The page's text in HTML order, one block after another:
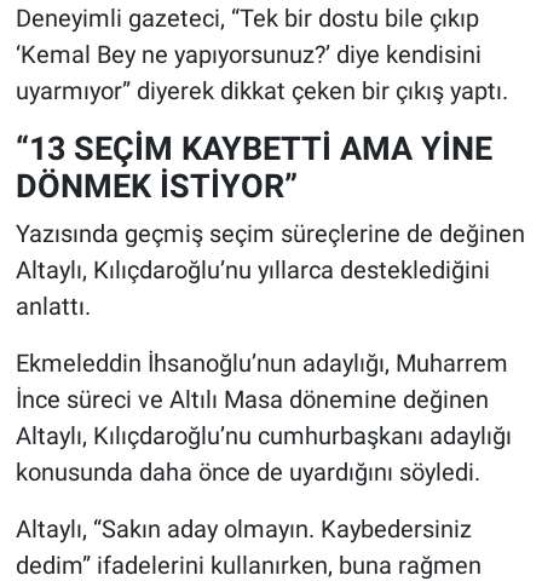
Deneyimli gazeteci, “Tek bir dostu bile çıkıp
‘Kemal Bey ne yapıyorsunuz?’ diye kendisini
uyarmıyor” diyerek dikkat çeken bir çıkış yaptı.
“13 SEÇİM KAYBETTİ AMA YİNE
DÖNMEK İSTİYOR”
Yazısında geçmiş seçim süreçlerine de değinen
Altaylı, Kılıçdaroğlu’nu yıllarca desteklediğini
anlattı.
Ekmeleddin İhsanoğlu’nun adaylığı, Muharrem
İnce süreci ve Altılı Masa dönemine değinen
Altaylı, Kılıçdaroğlu’nu cumhurbaşkanı adaylığı
konusunda daha önce de uyardığını söyledi.
Altaylı, “Sakın aday olmayın. Kaybedersiniz
dedim” ifadelerini kullanırken, buna rağmen